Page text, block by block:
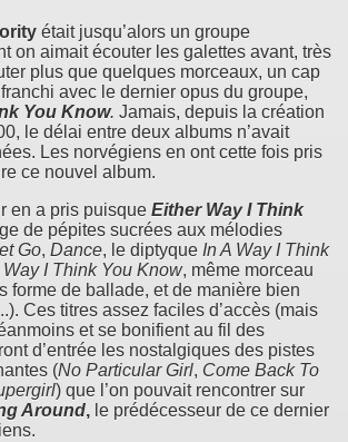
était jusqu’alors un groupe
on aimait écouter les galettes avant, très
plus que quelques morceaux, un cap
avec le dernier opus du groupe,
You Know. Jamais, depuis la création
le délai entre deux albums n’avait
Les norvégiens en ont cette fois pris
ce nouvel album.
en a pris puisque Either Way I Think
de pépites sucrées aux mélodies
Go, Dance, le diptyque In A Way I Think
I Think You Know, même morceau
forme de ballade, et de manière bien
Ces titres assez faciles d’accès (mais
et se bonifient au fil des
d’entrée les nostalgiques des pistes
(No Particular Girl, Come Back To
) que l’on pouvait rencontrer sur
Around, le prédécesseur de ce dernier